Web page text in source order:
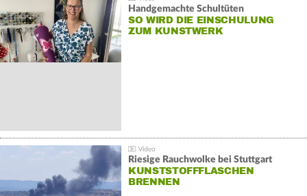
Handgemachte Schultüten
SO WIRD DIE EINSCHULUNG
ZUM KUNSTWERK
Riesige Rauchwolke bei Stuttgart
KUNSTSTOFFFLASCHEN
BRENNEN